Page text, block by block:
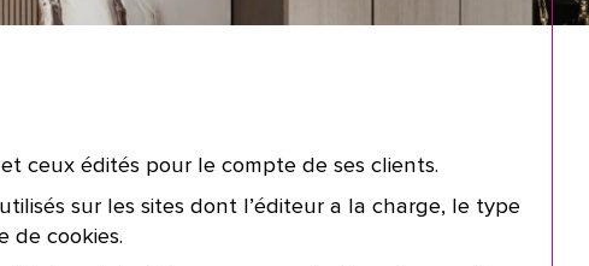
ceux édités pour le compte de ses clients.
sur les sites dont l’éditeur a la charge, le type
de cookies.